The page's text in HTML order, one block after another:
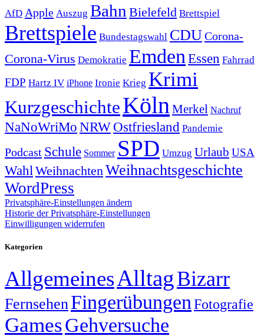
AfD Apple Auszug Bahn Bielefeld Brettspiel
Brettspiele Bundestagswahl CDUCorona-
Corona-Virus Demokratie Emden Essen Fahrrad
FDP Hartz IV iPhone Ironie Krieg Krimi
KurzgeschichteKöln Merkel Nachruf
NaNoWriMo NRWOstfriesland Pandemie
Podcast Schule Sommer SPD Umzug Urlaub USA
Wahl Weihnachten Weihnachtsgeschichte
WordPress
Privatsphäre-Einstellungen ändern
Historie der Privatsphäre-Einstellungen
Einwilligungen widerrufen
Kategorien
AllgemeinesAlltagBizarr
FernsehenFingerübungen Fotografie
GamesGehversuche